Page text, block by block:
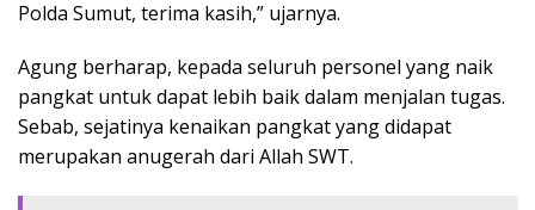
Polda Sumut, terima kasih,” ujarnya.
Agung berharap, kepada seluruh personel yang naik
pangkat untuk dapat lebih baik dalam menjalan tugas.
Sebab, sejatinya kenaikan pangkat yang didapat
merupakan anugerah dari Allah SWT.